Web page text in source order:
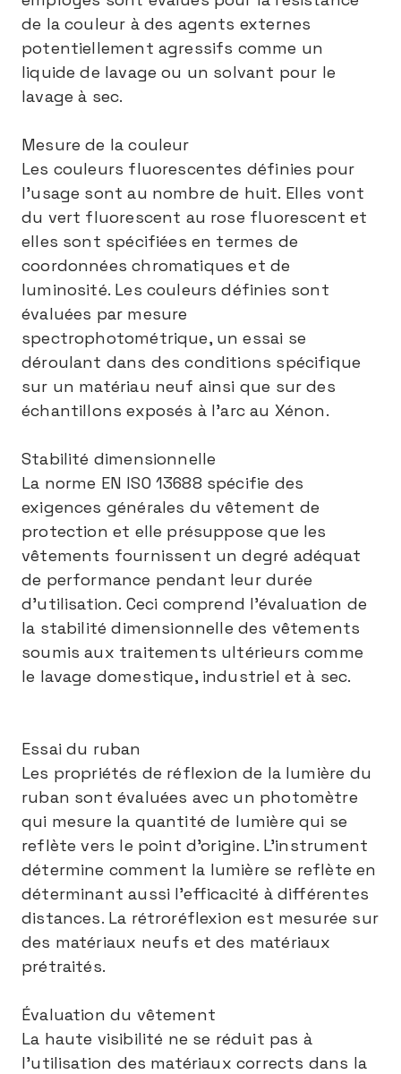
de la couleur à des agents externes
potentiellement agressifs comme un
liquide de lavage ou un solvant pour le
lavage à sec.
Mesure de la couleur
Les couleurs fluorescentes définies pour
l’usage sont au nombre de huit. Elles vont
du vert fluorescent au rose fluorescent et
elles sont spécifiées en termes de
coordonnées chromatiques et de
luminosité. Les couleurs définies sont
évaluées par mesure
spectrophotométrique, un essai se
déroulant dans des conditions spécifique
sur un matériau neuf ainsi que sur des
échantillons exposés à l’arc au Xénon.
Stabilité dimensionnelle
La norme EN ISO 13688 spécifie des
exigences générales du vêtement de
protection et elle présuppose que les
vêtements fournissent un degré adéquat
de performance pendant leur durée
d’utilisation. Ceci comprend l’évaluation de
la stabilité dimensionnelle des vêtements
soumis aux traitements ultérieurs comme
le lavage domestique, industriel et à sec.
Essai du ruban
Les propriétés de réflexion de la lumière du
ruban sont évaluées avec un photomètre
qui mesure la quantité de lumière qui se
reflète vers le point d’origine. L’instrument
détermine comment la lumière se reflète en
déterminant aussi l’efficacité à différentes
distances. La rétroréflexion est mesurée sur
des matériaux neufs et des matériaux
prétraités.
Évaluation du vêtement
La haute visibilité ne se réduit pas à
l’utilisation des matériaux corrects dans la